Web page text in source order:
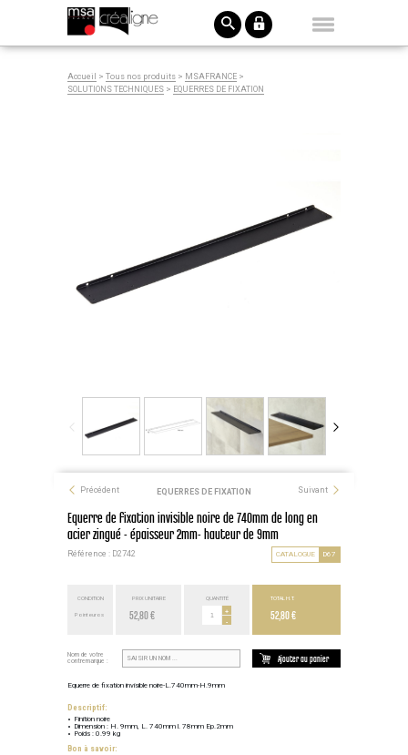
Accueil > Tous nos produits > MSAFRANCE >
SOLUTIONS TECHNIQUES > EQUERRES DE FIXATION
Précédent EQUERRES DE FIXATION Suivant
Equerre de fixation invisible noire de 740mm de long en
acier zingué - épaisseur 2mm- hauteur de 9mm
Référence : D2742 CATALOGUE D67
CONDITION
Point euros
PRIX UNITAIRE
52,80 €
QUANTITÉ
+
-
TOTAL H.T.
52,80 €
Nom de votre
contremarque :
Ajouter au panier
Equerre de fixation invisible noire-L.740mm-H.9mm
Descriptif:
Finition noire
Dimension : H. 9mm, L. 740mm l. 78mm Ep.2mm
Poids : 0.99 kg
Bon à savoir: